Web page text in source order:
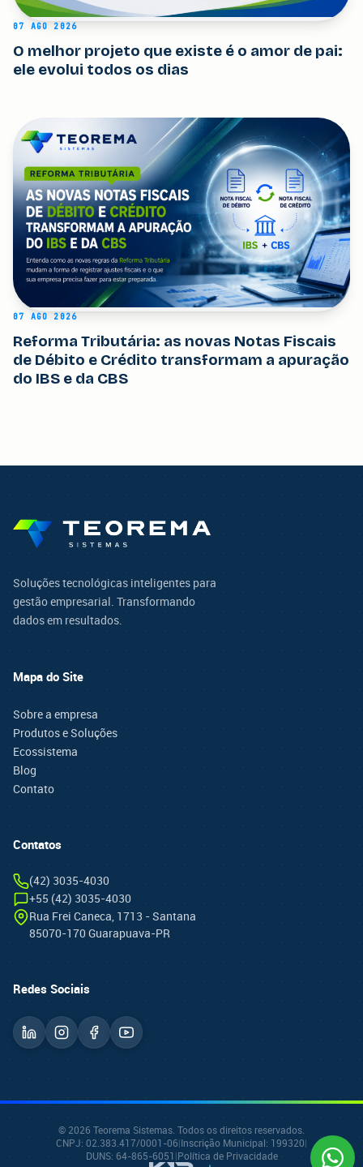
07 AGO 2026
O melhor projeto que existe é o amor de pai:
ele evolui todos os dias
07 AGO 2026
Reforma Tributária: as novas Notas Fiscais
de Débito e Crédito transformam a apuração
do IBS e da CBS
Soluções tecnológicas inteligentes para
gestão empresarial. Transformando
dados em resultados.
Mapa do Site
Sobre a empresa
Produtos e Soluções
Ecossistema
Blog
Contato
Contatos
(42) 3035-4030
+55 (42) 3035-4030
Rua Frei Caneca, 1713 - Santana
85070-170 Guarapuava-PR
Redes Sociais
© 2026 Teorema Sistemas. Todos os direitos reservados.
CNPJ: 02.383.417/0001-06|Inscrição Municipal: 199320|
DUNS: 64-865-6051 |Política de Privacidade